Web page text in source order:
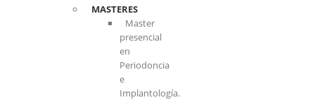
MASTERES
Master
presencial
en
Periodoncia
e
Implantología.